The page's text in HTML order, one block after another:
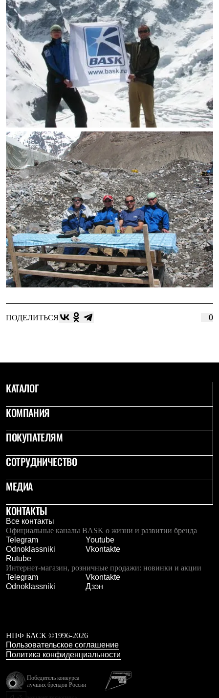
ПОДЕЛИТЬСЯ 0
КАТАЛОГ
КОМПАНИЯ
ПОКУПАТЕЛЯМ
СОТРУДНИЧЕСТВО
МЕДИА
КОНТАКТЫ
Все контакты
Официальные каналы BASK о жизни и развитии бренда
Telegram
Youtube
Odnoklassniki
Vkontakte
Rutube
Интернет-магазин, розничные продажи: новинки и акции
Telegram
Vkontakte
Odnoklassniki
Дзэн
НПФ БАСК ©1996-2026
Пользовательское соглашение
Политика конфиденциальности
Победитель конкурса
лучших брендов России